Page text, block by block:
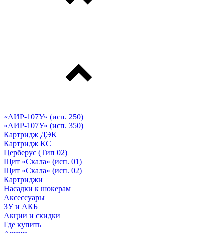
«АИР-107У» (исп. 250)
«АИР-107У» (исп. 350)
Картридж ДЭК
Картридж КС
Церберус (Тип 02)
Щит «Скала» (исп. 01)
Щит «Скала» (исп. 02)
Картриджи
Насадки к шокерам
Аксессуары
ЗУ и АКБ
Акции и скидки
Где купить